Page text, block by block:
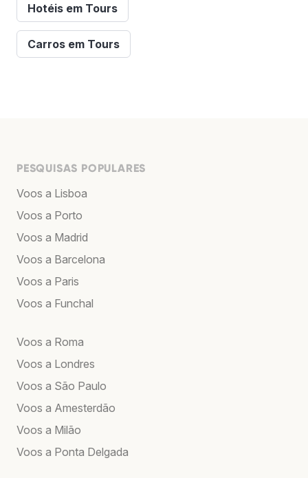
Hotéis em Tours
Carros em Tours
PESQUISAS POPULARES
Voos a Lisboa
Voos a Porto
Voos a Madrid
Voos a Barcelona
Voos a Paris
Voos a Funchal
Voos a Roma
Voos a Londres
Voos a São Paulo
Voos a Amesterdão
Voos a Milão
Voos a Ponta Delgada